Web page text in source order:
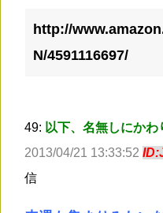
http://
N/4591116697/
49: 以下、名無しにか
2013/04/21 13:33:52
信